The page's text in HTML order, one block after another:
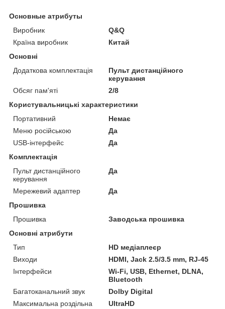
Основные атрибуты
Виробник
Q&Q
Країна виробник
Китай
Основні
Додаткова комплектація
Пульт дистанційного
керування
Обсяг пам'яті
2/8
Користувальницькі характеристики
Портативний
Немає
Меню російською
Да
USB-інтерфейс
Да
Комплектація
Пульт дистанційного
керування
Да
Мережевий адаптер
Да
Прошивка
Прошивка
Заводська прошивка
Основні атрибути
Тип
HD медіаплеєр
Виходи
HDMI, Jack 2.5/3.5 mm, RJ-45
Інтерфейси
Wi-Fi, USB, Ethernet, DLNA,
Bluetooth
Багатоканальний звук
Dolby Digital
Максимальна роздільна
UltraHD